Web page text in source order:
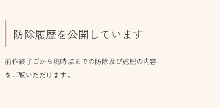
防除履歴を公開しています
前作終了ごから現時点までの防除及び施肥の内容
をご覧いただけます。